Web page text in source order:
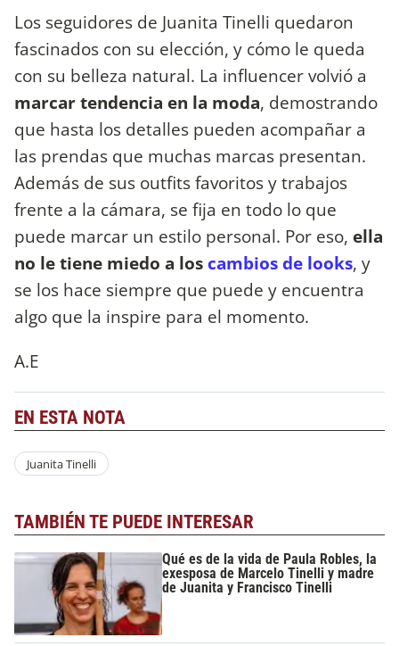
Los seguidores de Juanita Tinelli quedaron
fascinados con su elección, y cómo le queda
con su belleza natural. La influencer volvió a
marcar tendencia en la moda, demostrando
que hasta los detalles pueden acompañar a
las prendas que muchas marcas presentan.
Además de sus outfits favoritos y trabajos
frente a la cámara, se fija en todo lo que
puede marcar un estilo personal. Por eso, ella
no le tiene miedo a los cambios de looks, y
se los hace siempre que puede y encuentra
algo que la inspire para el momento.
A.E
EN ESTA NOTA
Juanita Tinelli
TAMBIÉN TE PUEDE INTERESAR
Qué es de la vida de Paula Robles, la
exesposa de Marcelo Tinelli y madre
de Juanita y Francisco Tinelli